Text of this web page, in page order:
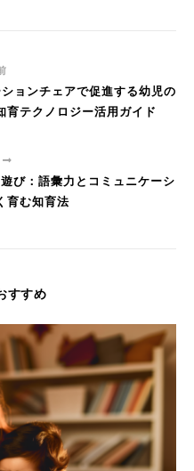
ョンチェアで促進する幼児の
育テクノロジー活用ガイド
び：語彙力とコミュニケーシ
育む知育法
すすめ